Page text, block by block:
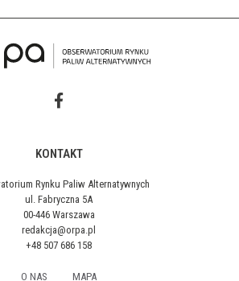
KONTAKT
Rynku Paliw Alternatywnych
ul. Fabryczna 5A
00-446 Warszawa
redakcja@orpa.pl
+48 507 686 158
O NAS MAPA